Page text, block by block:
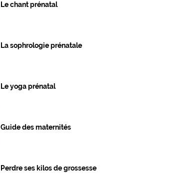
Le chant prénatal
La sophrologie prénatale
Le yoga prénatal
Guide des maternités
Perdre ses kilos de grossesse